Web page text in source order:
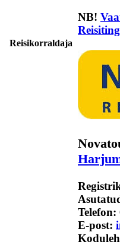
Reisikorraldaja
NB!
Telefon:
E-post: